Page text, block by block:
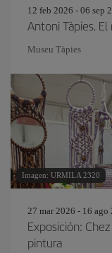
12 feb 2026 - 06 sep
Antoni Tàpies.
Museu Tàpies
Imagen: URMILA 2320
27 mar 2026 - 16 ago
Exposición:
pintura